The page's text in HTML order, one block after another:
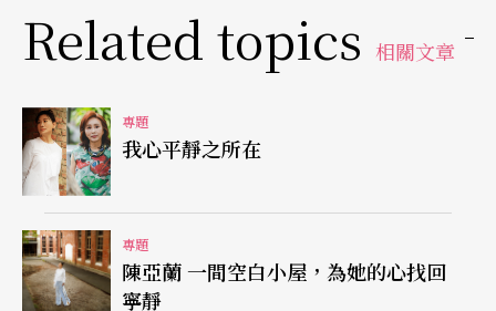
熱帶的台灣移動到下雪的北京？如何處理保險和意
外事件？每次巡演第一件工作就是把城市名稱輸入
地圖，去找最可行的移動方式；因為必須配合演出
場館的時間，路徑拉出來時常交織成星狀。另外，
各地民情不同，比如義大利演出通常是晚上九點四
十五分開始，我們原以為下午有彩排，抵達才發現
場地租給其他團隊了，得花額外時間去溝通處理。
Related topics 相關文章
專題
我心平靜之所在
專題
陳亞蘭 一間空白小屋，為她的心找回
寧靜